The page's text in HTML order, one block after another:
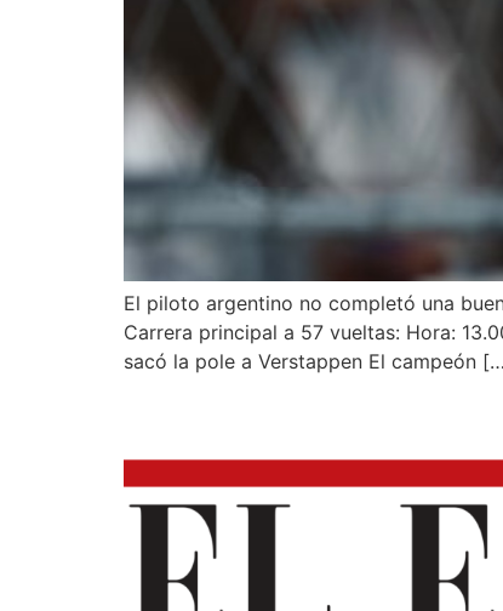
El piloto argentino no completó una
Carrera principal a 57 vueltas: Hora:
sacó la pole a Verstappen El campeón